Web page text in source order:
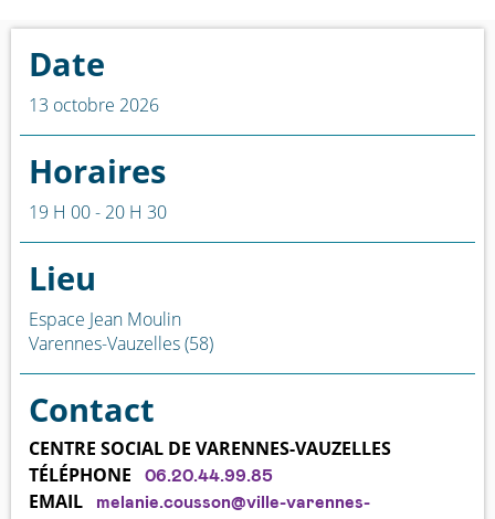
Date
13 octobre 2026
Horaires
19 H 00 - 20 H 30
Lieu
Espace Jean Moulin
Varennes-Vauzelles (58)
Contact
CENTRE SOCIAL DE VARENNES-VAUZELLES
TÉLÉPHONE
06.20.44.99.85
EMAIL
melanie.cousson@ville-varennes-